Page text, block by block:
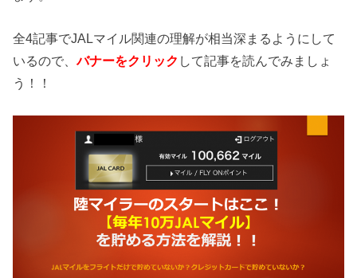
全4記事でJALマイル関連の理解が相当深まるようにして
いるので、バナーをクリック して記事を読んでみましょ
う！！